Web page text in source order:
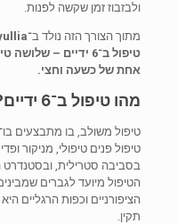
ולבזבוז זמן שקשה לפנות.
מתוך הצורך הזה נולד ב־
טיפול ב־6 ידיים –
אחת של כשעה וחצי.
מהו טיפול ב־6 ידיים?
טיפול משולב, בו מתבצעים
טיפול פנים טיפולי, מניקור
בסביבה סטרילית, ובסטנדרט
הטיפול מיועד לגברים
הציפורניים וכפות הרגליים
תקין.